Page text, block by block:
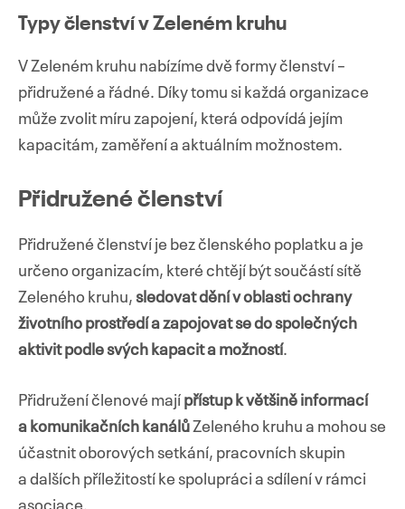
Typy členství v Zeleném kruhu
V Zeleném kruhu nabízíme dvě formy členství –
přidružené a řádné. Díky tomu si každá organizace
může zvolit míru zapojení, která odpovídá jejím
kapacitám, zaměření a aktuálním možnostem.
Přidružené členství
Přidružené členství je bez členského poplatku a je
určeno organizacím, které chtějí být součástí sítě
Zeleného kruhu, sledovat dění v oblasti ochrany
životního prostředí a zapojovat se do společných
aktivit podle svých kapacit a možností.
Přidružení členové mají přístup k většině informací
a komunikačních kanálů Zeleného kruhu a mohou se
účastnit oborových setkání, pracovních skupin
a dalších příležitostí ke spolupráci a sdílení v rámci